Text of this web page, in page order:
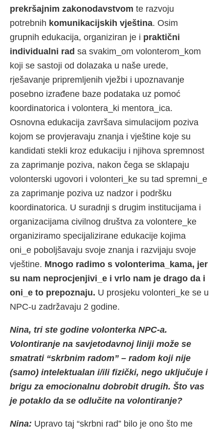
prekršajnim zakonodavstvom te razvoju
potrebnih komunikacijskih vještina. Osim
grupnih edukacija, organiziran je i praktični
individualni rad sa svakim_om volonterom_kom
koji se sastoji od dolazaka u naše urede,
rješavanje pripremljenih vježbi i upoznavanje
posebno izrađene baze podataka uz pomoć
koordinatorica i volontera_ki mentora_ica.
Osnovna edukacija završava simulacijom poziva
kojom se provjeravaju znanja i vještine koje su
kandidati stekli kroz edukaciju i njihova spremnost
za zaprimanje poziva, nakon čega se sklapaju
volonterski ugovori i volonteri_ke su tad spremni_e
za zaprimanje poziva uz nadzor i podršku
koordinatorica. U suradnji s drugim institucijama i
organizacijama civilnog društva za volontere_ke
organiziramo specijalizirane edukacije kojima
oni_e poboljšavaju svoje znanja i razvijaju svoje
vještine. Mnogo radimo s volonterima_kama, jer
su nam neprocjenjivi_e i vrlo nam je drago da i
oni_e to prepoznaju. U prosjeku volonteri_ke se u
NPC-u zadržavaju 2 godine.
Nina, tri ste godine volonterka NPC-a.
Volontiranje na savjetodavnoj liniji može se
smatrati “skrbnim radom” – radom koji nije
(samo) intelektualan i/ili fizički, nego uključuje i
brigu za emocionalnu dobrobit drugih. Što vas
je potaklo da se odlučite na volontiranje?
Nina: Upravo taj “skrbni rad” bilo je ono što me